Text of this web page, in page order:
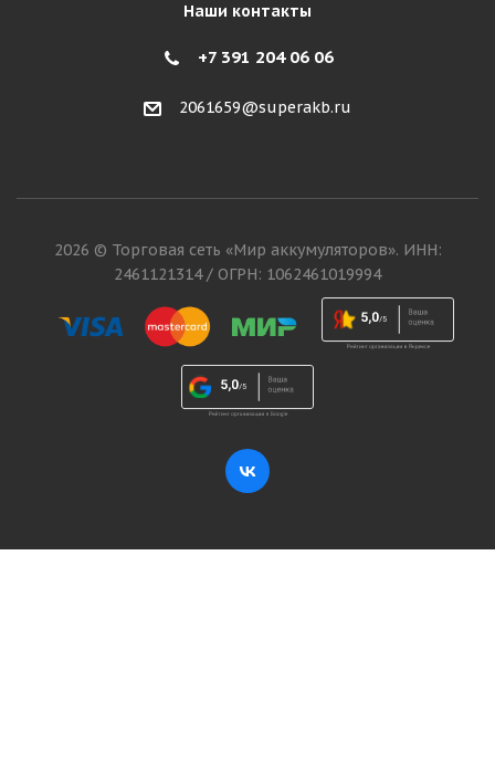
Наши контакты
+7 391 204 06 06
2061659@superakb.ru
2026 © Торговая сеть «Мир аккумуляторов». ИНН:
2461121314 / ОГРН: 1062461019994